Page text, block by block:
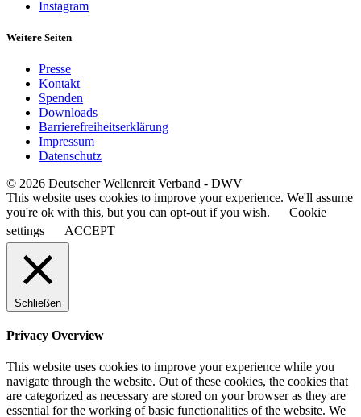
Instagram
Weitere Seiten
Presse
Kontakt
Spenden
Downloads
Barrierefreiheitserklärung
Impressum
Datenschutz
© 2026 Deutscher Wellenreit Verband - DWV
This website uses cookies to improve your experience. We'll assume
you're ok with this, but you can opt-out if you wish.
Cookie
settings
ACCEPT
Schließen
Privacy Overview
This website uses cookies to improve your experience while you
navigate through the website. Out of these cookies, the cookies that
are categorized as necessary are stored on your browser as they are
essential for the working of basic functionalities of the website. We